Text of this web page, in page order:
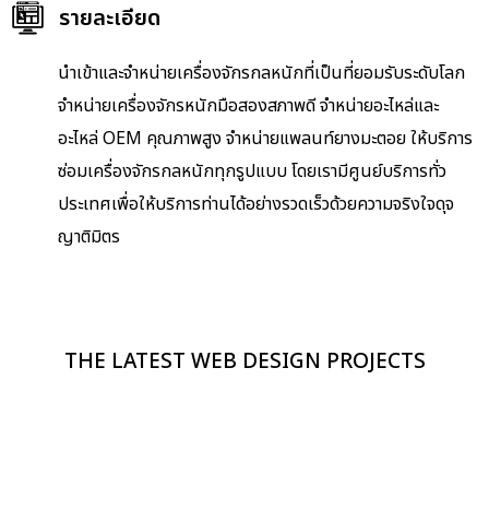
รายละเอียด
นำเข้าและจำหน่ายเครื่องจักรกลหนักที่เป็นที่ยอมรับระดับโลก
จำหน่ายเครื่องจักรหนักมือสองสภาพดี จำหน่ายอะไหล่และ
อะไหล่ OEM คุณภาพสูง จำหน่ายแพลนท์ยางมะตอย ให้บริการ
ซ่อมเครื่องจักรกลหนักทุกรูปแบบ โดยเรามีศูนย์บริการทั่ว
ประเทศเพื่อให้บริการท่านได้อย่างรวดเร็วด้วยความจริงใจดุจ
ญาติมิตร
THE LATEST WEB DESIGN PROJECTS